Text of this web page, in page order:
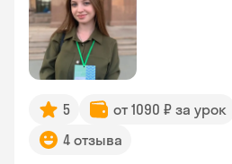
5 от 1090 ₽ за урок
4 отзыва